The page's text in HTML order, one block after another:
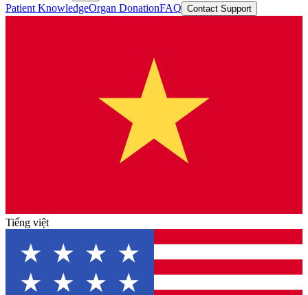
Patient KnowledgeOrgan DonationFAQ Contact Support
Tiếng việt